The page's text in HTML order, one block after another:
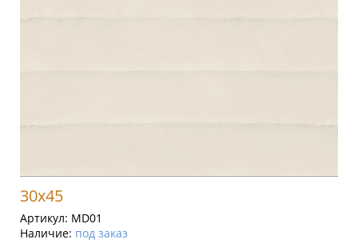
30x45
Артикул: MD01
Наличие: под заказ